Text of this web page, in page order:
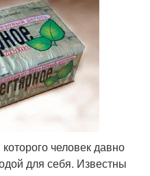
человек давно
для себя. Известны